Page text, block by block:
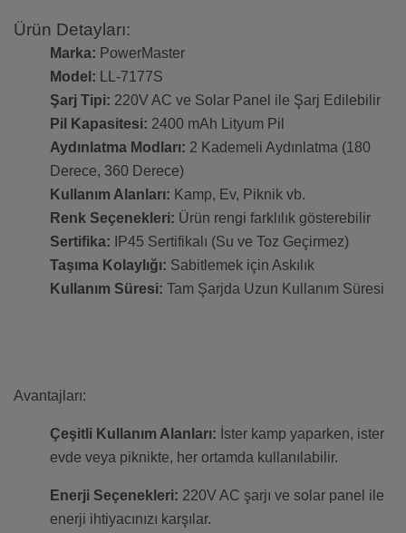
Ürün Detayları:
Marka: PowerMaster
Model: LL-7177S
Şarj Tipi: 220V AC ve Solar Panel ile Şarj Edilebilir
Pil Kapasitesi: 2400 mAh Lityum Pil
Aydınlatma Modları: 2 Kademeli Aydınlatma (180
Derece, 360 Derece)
Kullanım Alanları: Kamp, Ev, Piknik vb.
Renk Seçenekleri: Ürün rengi farklılık gösterebilir
Sertifika: IP45 Sertifikalı (Su ve Toz Geçirmez)
Taşıma Kolaylığı: Sabitlemek için Askılık
Kullanım Süresi: Tam Şarjda Uzun Kullanım Süresi
Avantajları:
Çeşitli Kullanım Alanları: İster kamp yaparken, ister
evde veya piknikte, her ortamda kullanılabilir.
Enerji Seçenekleri: 220V AC şarjı ve solar panel ile
enerji ihtiyacınızı karşılar.